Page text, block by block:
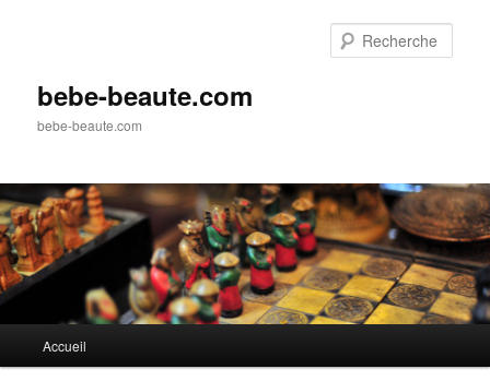
bebe-beaute.com
bebe-beaute.com
principal
Accueil